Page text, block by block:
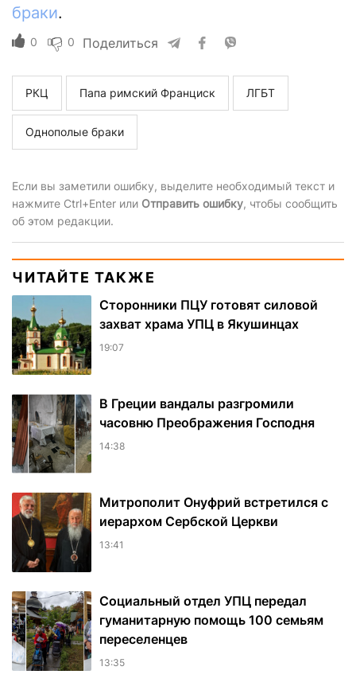
браки.
0 0 Поделиться
РКЦ Папа римский Франциск ЛГБТ
Однополые браки
Если вы заметили ошибку, выделите необходимый текст и
нажмите Ctrl+Enter или Отправить ошибку, чтобы сообщить
об этом редакции.
ЧИТАЙТЕ ТАКЖЕ
Сторонники ПЦУ готовят силовой
захват храма УПЦ в Якушинцах
19:07
В Греции вандалы разгромили
часовню Преображения Господня
14:38
Митрополит Онуфрий встретился с
иерархом Сербской Церкви
13:41
Социальный отдел УПЦ передал
гуманитарную помощь 100 семьям
переселенцев
13:35